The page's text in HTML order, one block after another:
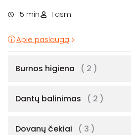
15 min. 1 asm.
Apie paslaugą
Burnos higiena ( 2 )
Dantų balinimas ( 2 )
Dovanų čekiai ( 3 )